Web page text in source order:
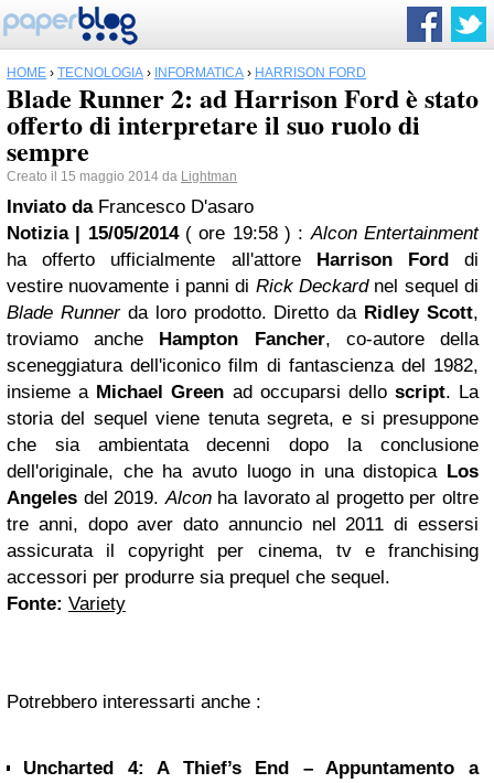
HOME › TECNOLOGIA › INFORMATICA › HARRISON FORD
Blade Runner 2: ad Harrison Ford è stato
offerto di interpretare il suo ruolo di
sempre
Creato il 15 maggio 2014 da Lightman
Inviato da Francesco D'asaro
Notizia | 15/05/2014 ( ore 19:58 ) :Alcon Entertainment
ha offerto ufficialmente all'attore Harrison Forddi
vestire nuovamente i panni di Rick Deckardnel sequel di
Blade Runnerda loro prodotto. Diretto da Ridley Scott,
troviamo anche Hampton Fancher, co-autore della
sceneggiatura dell'iconico film di fantascienza del 1982,
insieme a Michael Green ad occuparsi dello script. La
storia del sequel viene tenuta segreta, e si presuppone
che sia ambientata decenni dopo la conclusione
dell'originale, che ha avuto luogo in una distopica Los
Angeles del 2019.Alconha lavorato al progetto per oltre
tre anni, dopo aver dato annuncio nel 2011 di essersi
assicurata il copyright per cinema, tv e franchising
accessori per produrre sia prequel che sequel.
Fonte: Variety
Potrebbero interessarti anche :
Uncharted 4: A Thief’s End – Appuntamento a